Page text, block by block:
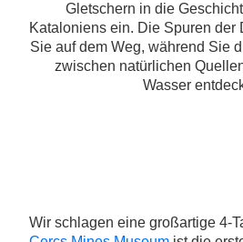
Gletschern in die
Kataloniens ein. Die Spuren der
Sie auf dem Weg, während Sie
zwischen natürlichen
Wasser
Wir schlagen eine großartige 4-